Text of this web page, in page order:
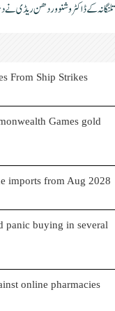
تلنگانہ کے ڈاکٹر وشنو وردھن ریڈی نے
From Ship Strikes
Games gold
imports from Aug 2028
panic buying in several
online pharmacies